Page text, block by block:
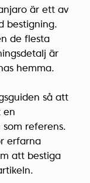
är ett av
bestigning.
de flesta
är
hemma.
så att
en
som referens.
erfarna
att bestiga